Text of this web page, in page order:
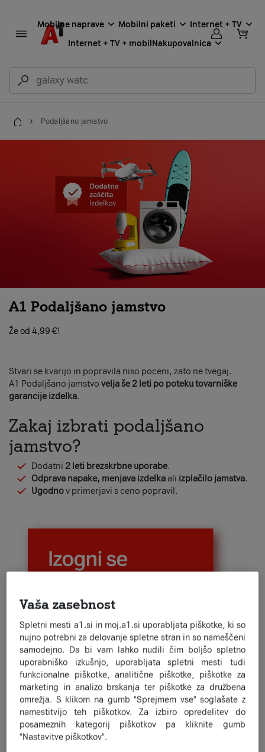
Mobilne naprave Mobilni paketi
Internet + TV
Internet + TV + mobilNakupovalnica
Domov
Podaljšano jamstvo
A1 Podaljšano jamstvo
Že od 4,99 €!
Stvari se kvarijo in popravila niso poceni, zato ne tvegaj.
A1 Podaljšano jamstvo velja še 2 leti po poteku tovarniške
garancije izdelka.
Zakaj izbrati podaljšano
jamstvo?
Dodatni 2 leti brezskrbne uporabe.
Odprava napake, menjava izdelkaali izplačilo jamstva.
Ugodnov primerjavi s ceno popravil.
Kaj vključuje A1 Podaljšano
jamstvo?
Vaša zasebnost
Spletni mesti a1.si in moj.a1.si uporabljata piškotke, ki so
nujno potrebni za delovanje spletne stran in so nameščeni
samodejno. Da bi vam lahko nudili čim boljšo spletno
uporabniško izkušnjo, uporabljata spletni mesti tudi
funkcionalne piškotke, analitične piškotke, piškotke za
marketing in analizo brskanja ter piškotke za družbena
omrežja. S klikom na gumb "Sprejmem vse" soglašate z
namestitvijo teh piškotkov. Za izbiro opredelitev do
posameznih kategorij piškotkov pa kliknite gumb
"Nastavitve piškotkov".